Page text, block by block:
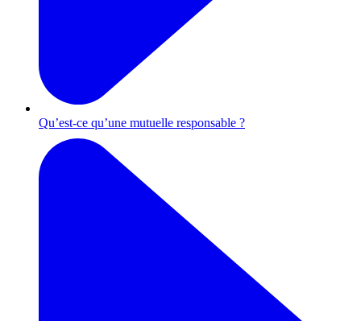
Qu’est-ce qu’une mutuelle responsable ?